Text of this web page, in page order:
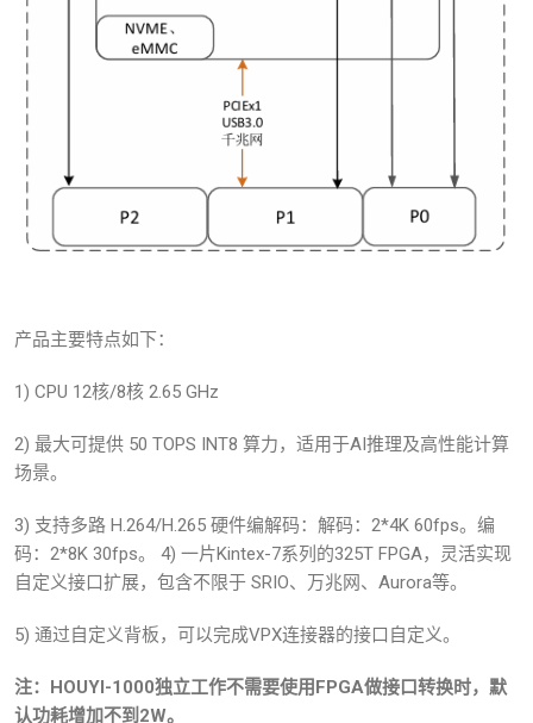
产品主要特点如下：
1) CPU 12核/8核 2.65 GHz
2) 最大可提供 50 TOPS INT8 算力，适用于AI推理及高性能计算
场景。
3) 支持多路 H.264/H.265 硬件编解码：解码：2*4K 60fps。编
码：2*8K 30fps。 4) 一片Kintex-7系列的325T FPGA，灵活实现
自定义接口扩展，包含不限于 SRIO、万兆网、Aurora等。
5) 通过自定义背板，可以完成VPX连接器的接口自定义。
注：HOUYI-1000独立工作不需要使用FPGA做接口转换时，默
认功耗增加不到2W。